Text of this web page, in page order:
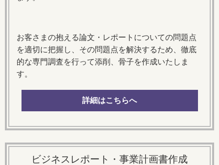
お客さまの抱える論文・レポートについての問題点
を適切に把握し、その問題点を解決するため、徹底
的な専門調査を行って添削、骨子を作成いたしま
す。
詳細はこちらへ
ビジネスレポート・事業計画書作成